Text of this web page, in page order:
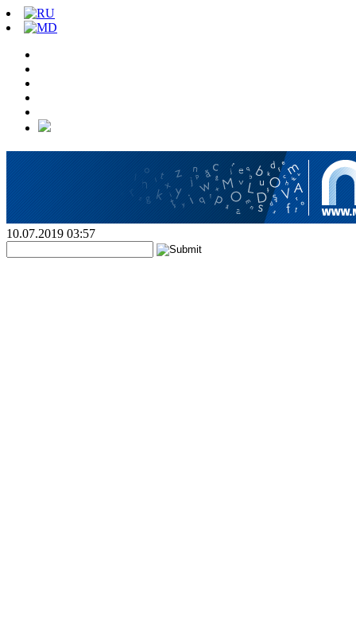
10.07.2019 03:57